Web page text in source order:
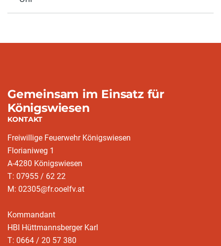
Gemeinsam im Einsatz für
Königswiesen
KONTAKT
Freiwillige Feuerwehr Königswiesen
Florianiweg 1
A-4280 Königswiesen
T: 07955 / 62 22
M: 02305@fr.ooelfv.at
Kommandant
HBI Hüttmannsberger Karl
T: 0664 / 20 57 380